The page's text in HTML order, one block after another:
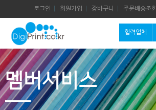
협력업체
로그인 회원가입 장바구니 주문배송조회
멤버서비스